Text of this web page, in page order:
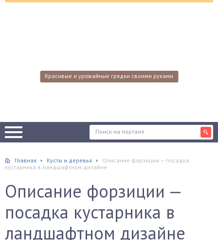
Красивые и урожайные грядки своими руками
Главная Кусты и деревья
Описание форзиции — посадка
кустарника в ландшафтном дизайне
Описание форзиции —
посадка кустарника в
ландшафтном дизайне